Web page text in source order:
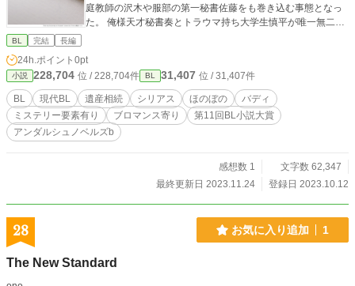
庭教師の沢木や服部の第一秘書佐藤をも巻き込む事態となっ
た。 俺様天才秘書奏とトラウマ持ち大学生慎平が唯一無二の
BL 完結 長編
24h.ポイント 0pt
小説 228,704 位 / 228,704件 BL 31,407 位 / 31,407件
BL 現代BL 遺産相続 シリアス ほのぼの
バディ
ミステリー要素有り
ブロマンス寄り
第11回BL小説大賞
アンダルシュノベルズb
感想数 1
文字数 62,347
最終更新日 2023.11.24
登録日 2023.10.12
28 お気に入り追加 1
The New Standard